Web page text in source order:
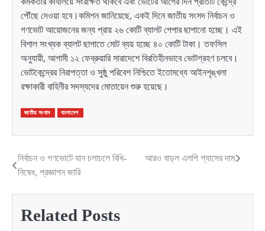
পৌঁছে দেওয়া হবে।কমিশন জানিয়েছে, একই দিনে জাতীয় সংসদ নির্বাচন ও
গণভোট আয়োজনের জন্য প্রায় ২৬ কোটি ব্যালট পেপার ছাপানো হচ্ছে। এই
বিশাল সংখ্যক ব্যালট ছাপাতে মোট ব্যয় হচ্ছে ৪০ কোটি টাকা। তফসিল
অনুযায়ী, আগামী ১২ ফেব্রুয়ারি সারাদেশে বিরতিহীনভাবে ভোটগ্রহণ চলবে।
ভোটকেন্দ্রের নিরাপত্তা ও সুষ্ঠু পরিবেশ নিশ্চিতে ইতোমধ্যে আইনশৃঙ্খলা
রক্ষাকারী বাহিনীর সদস্যদের মোতায়েন শুরু হয়েছে।
জাতীয় সংবাদ বাংলাদেশ
Post
navigation
নির্বাচন ও গণভোটে যান চলাচলে বিধি-
নিষেধ, প্রজ্ঞাপন জারি
আরও বাড়ল এলপি গ্যাসের দাম
Related Posts